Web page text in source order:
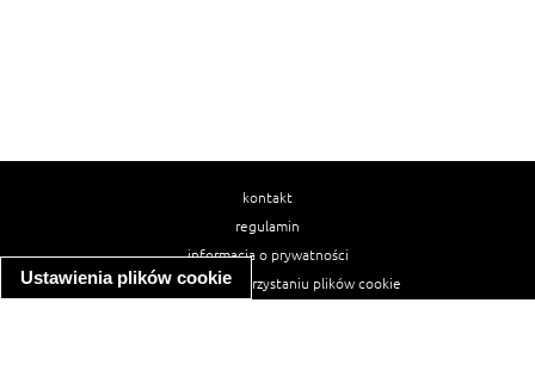
Ustawienia plików cookie
kontakt
regulamin
informacja o prywatności
informacja o wykorzystaniu plików cookie